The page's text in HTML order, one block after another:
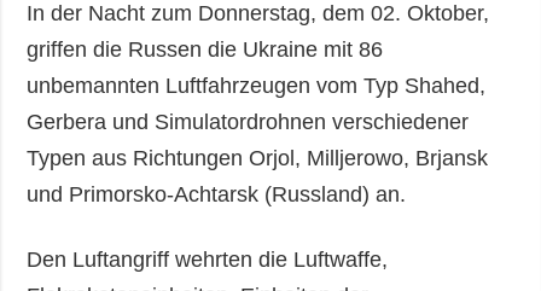
In der Nacht zum Donnerstag, dem 02. Oktober,
griffen die Russen die Ukraine mit 86
unbemannten Luftfahrzeugen vom Typ Shahed,
Gerbera und Simulatordrohnen verschiedener
Typen aus Richtungen Orjol, Milljerowo, Brjansk
und Primorsko-Achtarsk (Russland) an.
Den Luftangriff wehrten die Luftwaffe,